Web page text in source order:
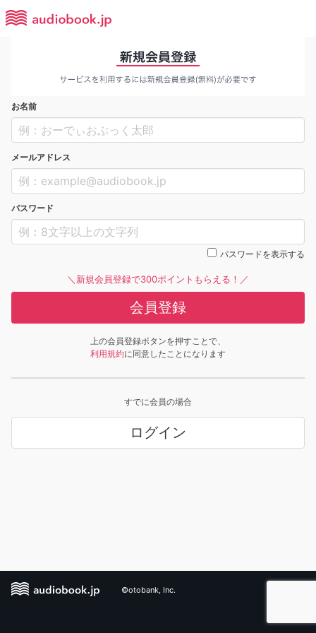
お名前
メールアドレス
パスワード
パスワードを表示する
＼新規会員登録で300ポイントもらえる！／
会員登録
上の会員登録ボタンを押すことで、
利用規約に同意したことになります
すでに会員の場合
ログイン
©otobank, Inc.